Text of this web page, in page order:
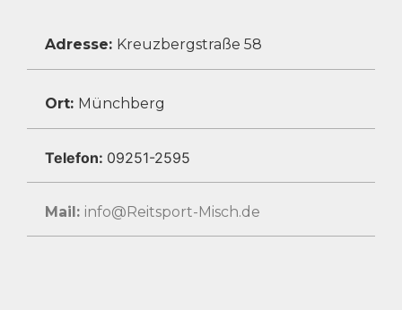
Adresse: Kreuzbergstraße 58
Ort: Münchberg
Telefon: 09251-2595
Mail: info@Reitsport-Misch.de